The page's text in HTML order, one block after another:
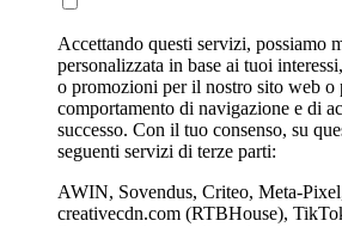
Accettando questi servizi, possiamo
personalizzata in base ai tuoi
o promozioni per il nostro sito web o
comportamento di navigazione e di
successo. Con il tuo consenso, su
seguenti servizi di terze parti:
AWIN, Sovendus, Criteo, Meta-
creativecdn.com (RTBHouse),